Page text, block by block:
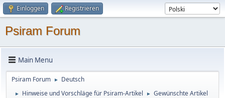
Einloggen Registrieren
Psiram Forum
Main Menu
Psiram Forum ► Deutsch
► Hinweise und Vorschläge für Psiram-Artikel ► Gewünschte Artikel